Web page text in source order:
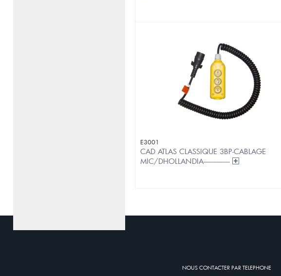
E3001
CAD ATLAS CLASSIQUE 3BP-CABLAGE
MIC/DHOLLANDIA------------------
NOUS CONTACTER PAR TELEPHONE